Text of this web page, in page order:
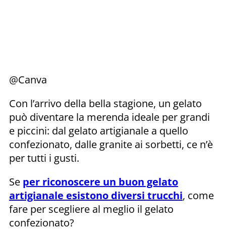
@Canva
Con l’arrivo della bella stagione, un gelato
può diventare la merenda ideale per grandi
e piccini: dal gelato artigianale a quello
confezionato, dalle granite ai sorbetti, ce n’è
per tutti i gusti.
Se per riconoscere un buon gelato
artigianale esistono diversi trucchi, come
fare per scegliere al meglio il gelato
confezionato?